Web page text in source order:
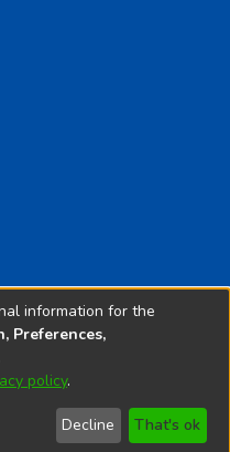
estan
- Implementado por
information for the
Preferences,
policy.
Decline That's ok